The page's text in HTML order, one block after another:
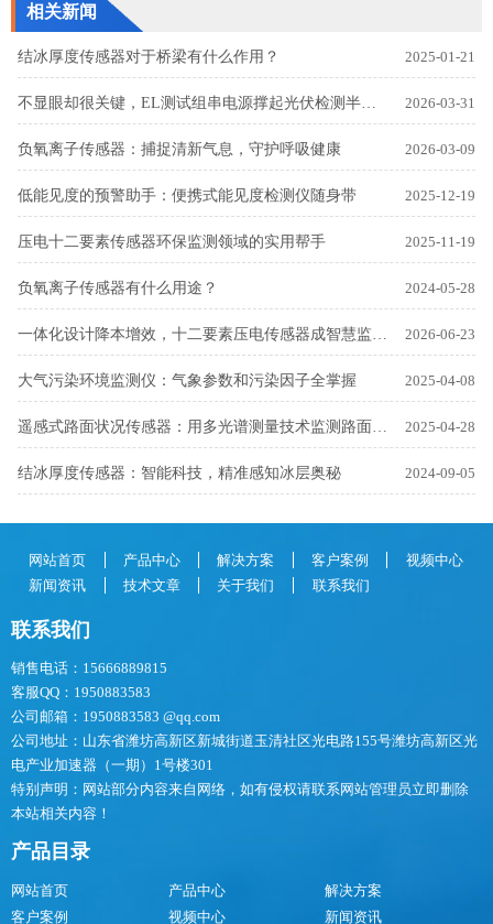
相关新闻
结冰厚度传感器对于桥梁有什么作用？ 2025-01-21
2026-03-31
负氧离子传感器：捕捉清新气息，守护呼吸健康 2026-03-09
低能见度的预警助手：便携式能见度检测仪随身带 2025-12-19
压电十二要素传感器环保监测领域的实用帮手 2025-11-19
负氧离子传感器有什么用途？ 2024-05-28
2026-06-23
大气污染环境监测仪：气象参数和污染因子全掌握 2025-04-08
2025-04-28
结冰厚度传感器：智能科技，精准感知冰层奥秘 2024-09-05
网站首页 产品中心 解决方案 客户案例
视频中心
新闻资讯
技术文章 关于我们 联系我们
联系我们
销售电话：15666889815
客服QQ：1950883583
公司邮箱：1950883583 @qq.com
公司地址：山东省潍坊高新区新城街道玉清社区光电路155号潍坊高新区光
电产业加速器（一期）1号楼301
特别声明：网站部分内容来自网络，如有侵权请联系网站管理员立即删除
本站相关内容！
产品目录
网站首页 产品中心
解决方案
客户案例
视频中心 新闻资讯